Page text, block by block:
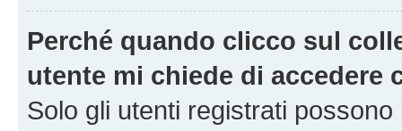
Perché quando clicco sul
utente mi chiede di accedere
Solo gli utenti registrati